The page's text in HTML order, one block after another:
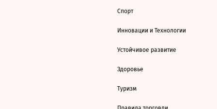
Спорт
Инновации и Технологии
Устойчивое развитие
Здоровье
Туризм